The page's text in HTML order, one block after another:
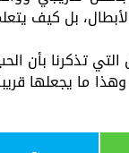
بل كيف
تذكرنا بأن
ما يجعلها